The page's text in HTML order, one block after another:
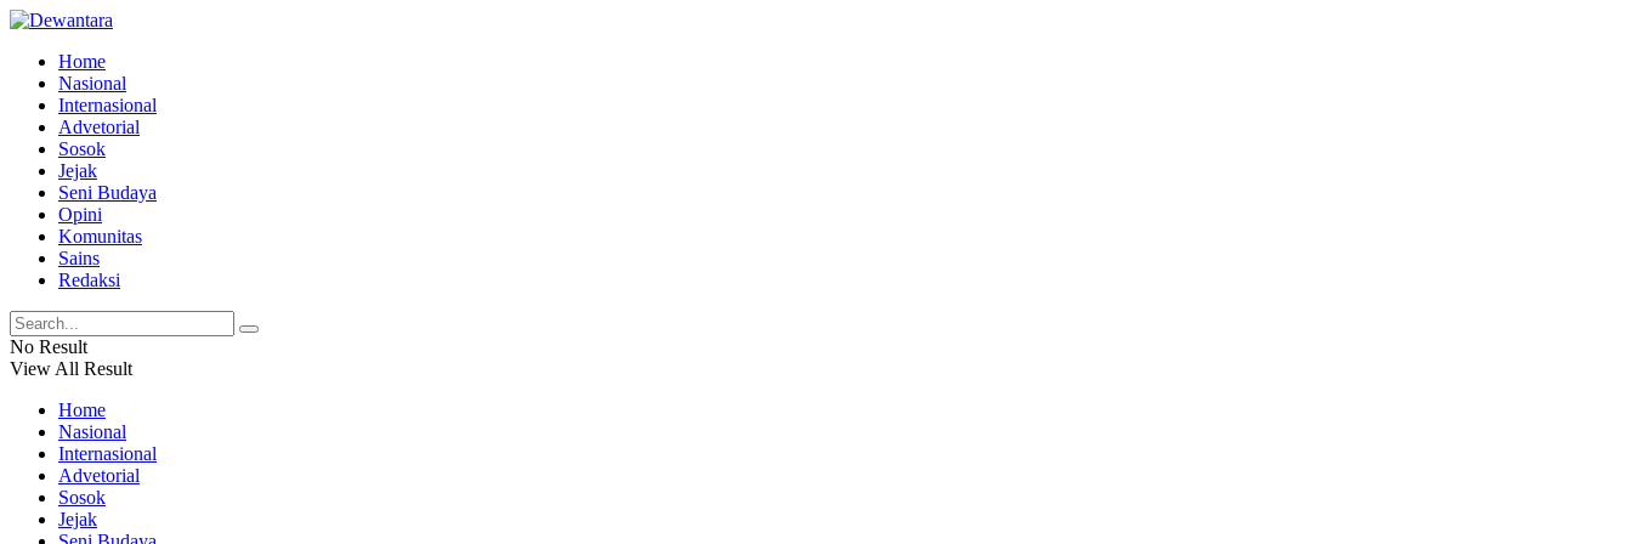
Home
Nasional
Internasional
Advetorial
Sosok
Jejak
Seni Budaya
Opini
Komunitas
Sains
Redaksi
No Result
View All Result
Home
Nasional
Internasional
Advetorial
Sosok
Jejak